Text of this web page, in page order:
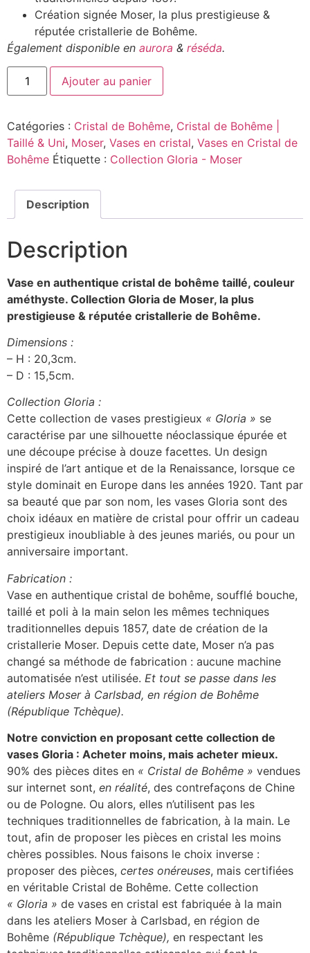
Création signée Moser, la plus prestigieuse &
réputée cristallerie de Bohême.
Également disponible en aurora & réséda.
Ajouter au panier
Catégories : Cristal de Bohême, Cristal de Bohême |
Taillé & Uni, Moser, Vases en cristal, Vases en Cristal de
Bohême Étiquette : Collection Gloria - Moser
Description
Description
Vase en authentique cristal de bohême taillé, couleur
améthyste. Collection Gloria de Moser, la plus
prestigieuse & réputée cristallerie de Bohême.
Dimensions :
– H : 20,3cm.
– D : 15,5cm.
Collection Gloria :
Cette collection de vases prestigieux « Gloria » se
caractérise par une silhouette néoclassique épurée et
une découpe précise à douze facettes. Un design
inspiré de l’art antique et de la Renaissance, lorsque ce
style dominait en Europe dans les années 1920. Tant par
sa beauté que par son nom, les vases Gloria sont des
choix idéaux en matière de cristal pour offrir un cadeau
prestigieux inoubliable à des jeunes mariés, ou pour un
anniversaire important.
Fabrication :
Vase en authentique cristal de bohême, soufflé bouche,
taillé et poli à la main selon les mêmes techniques
traditionnelles depuis 1857, date de création de la
cristallerie Moser. Depuis cette date, Moser n’a pas
changé sa méthode de fabrication : aucune machine
automatisée n’est utilisée. Et tout se passe dans les
ateliers Moser à Carlsbad, en région de Bohême
(République Tchèque).
Notre conviction en proposant cette collection de
vases Gloria : Acheter moins, mais acheter mieux.
90% des pièces dites en « Cristal de Bohême » vendues
sur internet sont, en réalité, des contrefaçons de Chine
ou de Pologne. Ou alors, elles n’utilisent pas les
techniques traditionnelles de fabrication, à la main. Le
tout, afin de proposer les pièces en cristal les moins
chères possibles. Nous faisons le choix inverse :
proposer des pièces, certes onéreuses, mais certifiées
en véritable Cristal de Bohême. Cette collection
« Gloria » de vases en cristal est fabriquée à la main
dans les ateliers Moser à Carlsbad, en région de
Bohême (République Tchèque), en respectant les